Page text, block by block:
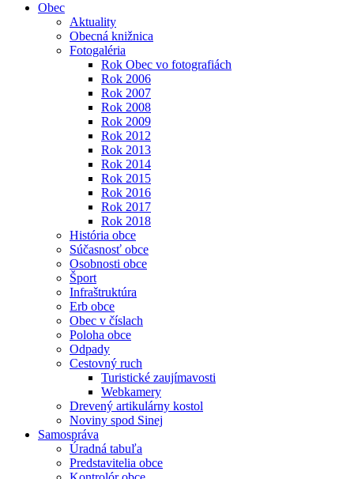
Obec
Aktuality
Obecná knižnica
Fotogaléria
Rok Obec vo fotografiách
Rok 2006
Rok 2007
Rok 2008
Rok 2009
Rok 2012
Rok 2013
Rok 2014
Rok 2015
Rok 2016
Rok 2017
Rok 2018
História obce
Súčasnosť obce
Osobnosti obce
Šport
Infraštruktúra
Erb obce
Obec v číslach
Poloha obce
Odpady
Cestovný ruch
Turistické zaujímavosti
Webkamery
Drevený artikulárny kostol
Noviny spod Sinej
Samospráva
Úradná tabuľa
Predstavitelia obce